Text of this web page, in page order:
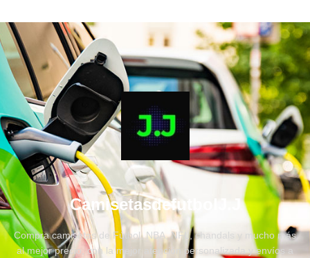
CamisetasdefutbolJ.J
Compra camisetas de Fútbol, NBA, NFL, chandals y mucho más
al mejor precio, con la mejor atención personalizada y envíos a